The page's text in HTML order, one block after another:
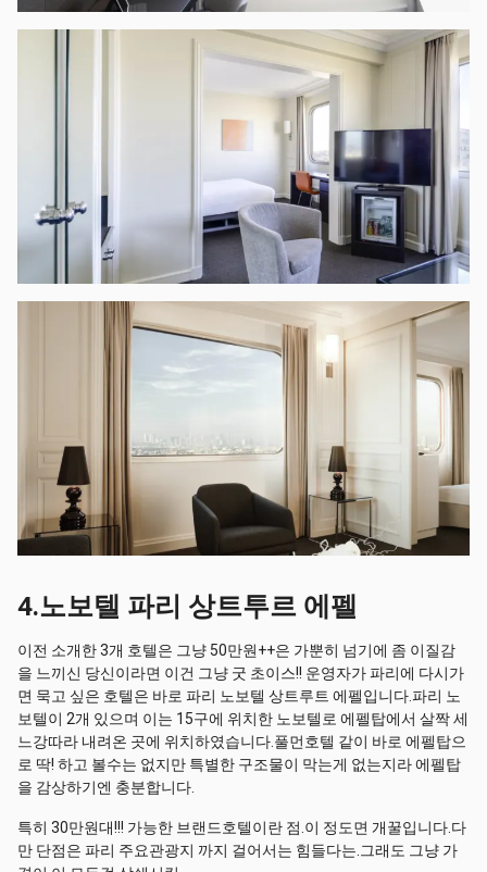
4.노보텔 파리 상트투르 에펠
이전 소개한 3개 호텔은 그냥 50만원++은 가뿐히 넘기에 좀 이질감
을 느끼신 당신이라면 이건 그냥 굿 초이스!! 운영자가 파리에 다시가
면 묵고 싶은 호텔은 바로 파리 노보텔 상트루트 에펠입니다.파리 노
보텔이 2개 있으며 이는 15구에 위치한 노보텔로 에펠탑에서 살짝 세
느강따라 내려온 곳에 위치하였습니다.풀먼호텔 같이 바로 에펠탑으
로 딱! 하고 볼수는 없지만 특별한 구조물이 막는게 없는지라 에펠탑
을 감상하기엔 충분합니다.
특히 30만원대!!! 가능한 브랜드호텔이란 점.이 정도면 개꿀입니다.다
만 단점은 파리 주요관광지 까지 걸어서는 힘들다는.그래도 그냥 가